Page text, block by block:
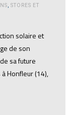
STORES ET
solaire et
de son
sa future
Honfleur (14),